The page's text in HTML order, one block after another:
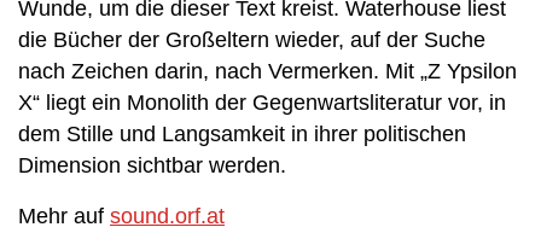
Wunde, um die dieser Text kreist. Waterhouse liest
die Bücher der Großeltern wieder, auf der Suche
nach Zeichen darin, nach Vermerken. Mit „Z Ypsilon
X“ liegt ein Monolith der Gegenwartsliteratur vor, in
dem Stille und Langsamkeit in ihrer politischen
Dimension sichtbar werden.
Mehr auf sound.orf.at